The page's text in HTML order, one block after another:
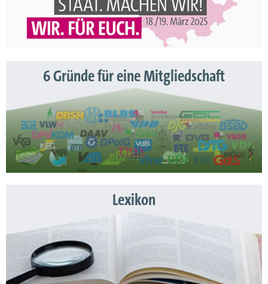
6 Gründe für eine Mitgliedschaft
Lexikon